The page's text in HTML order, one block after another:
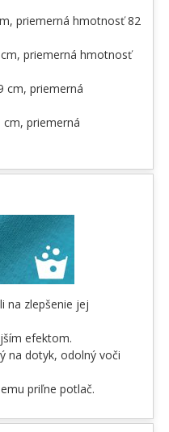
priemerná hmotnosť 82
priemerná hmotnosť
cm, priemerná
cm, priemerná
na zlepšenie jej
efektom.
na dotyk, odolný voči
priľne potlač.